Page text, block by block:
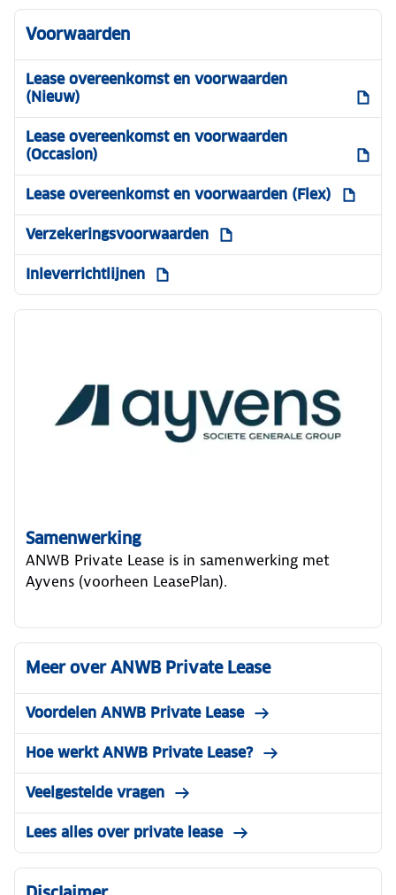
Voorwaarden
Lease overeenkomst en voorwaarden
(Nieuw)
Lease overeenkomst en voorwaarden
(Occasion)
Lease overeenkomst en voorwaarden (Flex)
Verzekeringsvoorwaarden
Inleverrichtlijnen
Samenwerking
ANWB Private Lease is in samenwerking met
Ayvens (voorheen LeasePlan).
Meer over ANWB Private Lease
Voordelen ANWB Private Lease
Hoe werkt ANWB Private Lease?
Veelgestelde vragen
Lees alles over private lease